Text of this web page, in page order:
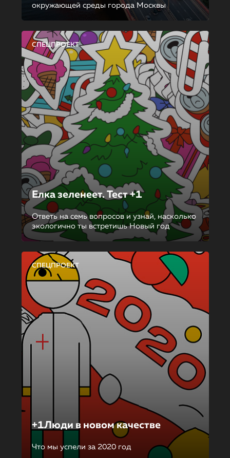
окружающей среды города Москвы
СПЕЦПРОЕКТ
Елка зеленеет. Тест +1
Ответь на семь вопросов и узнай, насколько
экологично ты встретишь Новый год
СПЕЦПРОЕКТ
+1Люди в новом качестве
Что мы успели за 2020 год